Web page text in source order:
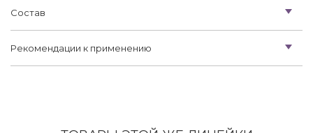
Состав
Рекомендации к применению